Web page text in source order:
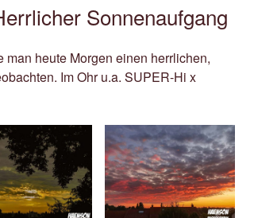
Sonnenaufgang
man heute Morgen einen herrlichen,
Im Ohr u.a. SUPER-Hi x